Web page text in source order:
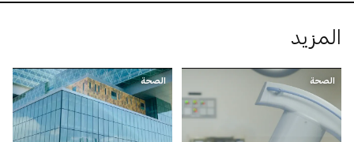
المزيد
الصحة الصحة